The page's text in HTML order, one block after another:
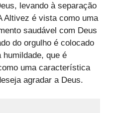
levando à separação
Altivez é vista como uma
saudável com Deus
do orgulho é colocado
que é
uma característica
agradar a Deus.